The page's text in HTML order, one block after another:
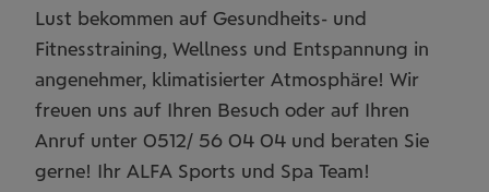
Lust bekommen auf Gesundheits- und
Fitnesstraining, Wellness und Entspannung in
angenehmer, klimatisierter Atmosphäre! Wir
freuen uns auf Ihren Besuch oder auf Ihren
Anruf unter 0512/ 56 04 04 und beraten Sie
gerne! Ihr ALFA Sports und Spa Team!